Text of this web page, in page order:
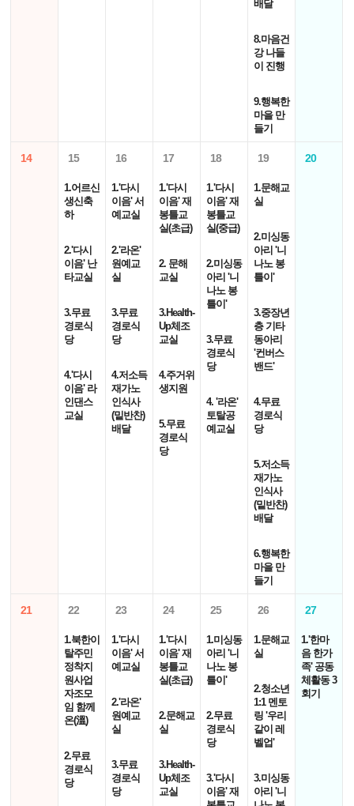
배달
8.마음건
강 나들
이 진행
9.행복한
마을 만
들기
14 15
1.어르신
생신축
하
2.'다시
이음' 난
타교실
3.무료
경로식
당
4.'다시
이음' 라
인댄스
교실
16
1.'다시
이음' 서
예교실
2.'라온'
원예교
실
3.무료
경로식
당
4.저소득
재가노
인식사
(밑반찬)
배달
17
1.'다시
이음' 재
봉틀교
실(초급)
2. 문해
교실
3.Health-
Up체조
교실
4.주거위
생지원
5.무료
경로식
당
18
1.'다시
이음' 재
봉틀교
실(중급)
2.미싱동
아리 '니
나노 봉
틀이'
3.무료
경로식
당
4. '라온'
토탈공
예교실
19
1.문해교
실
2.미싱동
아리 '니
나노 봉
틀이'
3.중장년
층 기타
동아리
'컨버스
밴드'
4.무료
경로식
당
5.저소득
재가노
인식사
(밑반찬)
배달
6.행복한
마을 만
들기
20
21 22
1.북한이
탈주민
정착지
원사업
자조모
임 함께
온(溫)
2.무료
경로식
당
23
1.'다시
이음' 서
예교실
2.'라온'
원예교
실
3.무료
경로식
당
24
1.'다시
이음' 재
봉틀교
실(초급)
2.문해교
실
3.Health-
Up체조
교실
25
1.미싱동
아리 '니
나노 봉
틀이'
2.무료
경로식
당
3.'다시
이음' 재
26
1.문해교
실
2.청소년
1:1 멘토
링 '우리
같이 레
벨업'
3.미싱동
아리 '니
27
1.'한마
음 한가
족' 공동
체활동 3
회기